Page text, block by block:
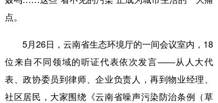
云南青年说 趣看文物
点。
5月26日，云南省生态环境厅的一间会议室内，18
位来自不同领域的听证代表依次发言——从人大代
表、政协委员到律师、企业负责人，再到物业经理、
社区居民，大家围绕《云南省噪声污染防治条例（草